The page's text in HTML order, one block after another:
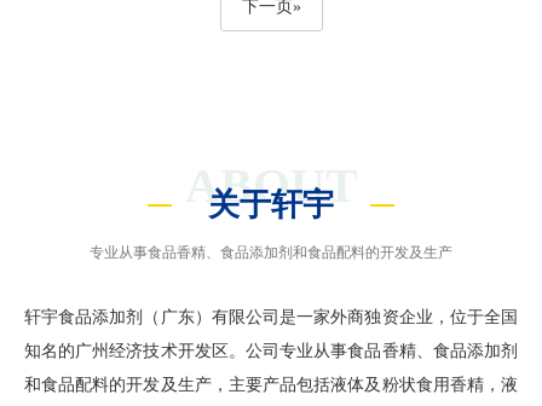
下一页»
ABOUT
关于轩宇
专业从事食品香精、食品添加剂和食品配料的开发及生产
轩宇食品添加剂（广东）有限公司是一家外商独资企业，位于全国
知名的广州经济技术开发区。公司专业从事食品香精、食品添加剂
和食品配料的开发及生产，主要产品包括液体及粉状食用香精，液